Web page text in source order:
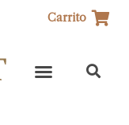
Carrito